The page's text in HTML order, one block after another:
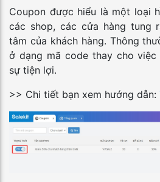
Coupon được hiểu là một loại
các shop, các cửa hàng tung
tâm của khách hàng. Thông
ở dạng mã code thay cho
sự tiện lợi.
>> Chi tiết bạn xem hướng dẫn: